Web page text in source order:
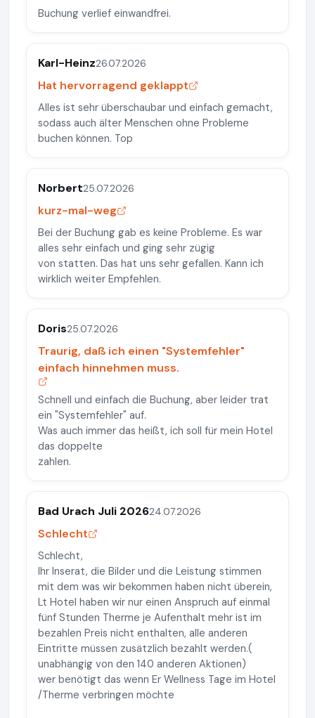
Buchung verlief einwandfrei.
Karl-Heinz26.07.2026
Hat hervorragend geklappt
Alles ist sehr überschaubar und einfach gemacht,
sodass auch älter Menschen ohne Probleme
buchen können. Top
Norbert25.07.2026
kurz-mal-weg
Bei der Buchung gab es keine Probleme. Es war
alles sehr einfach und ging sehr zügig
von statten. Das hat uns sehr gefallen. Kann ich
wirklich weiter Empfehlen.
Doris25.07.2026
Traurig, daß ich einen "Systemfehler"
einfach hinnehmen muss.
Schnell und einfach die Buchung, aber leider trat
ein "Systemfehler" auf.
Was auch immer das heißt, ich soll für mein Hotel
das doppelte
zahlen.
Bad Urach Juli 202624.07.2026
Schlecht
Schlecht,
Ihr Inserat, die Bilder und die Leistung stimmen
mit dem was wir bekommen haben nicht überein,
Lt Hotel haben wir nur einen Anspruch auf einmal
fünf Stunden Therme je Aufenthalt mehr ist im
bezahlen Preis nicht enthalten, alle anderen
Eintritte müssen zusätzlich bezahlt werden.(
unabhängig von den 140 anderen Aktionen)
wer benötigt das wenn Er Wellness Tage im Hotel
/Therme verbringen möchte